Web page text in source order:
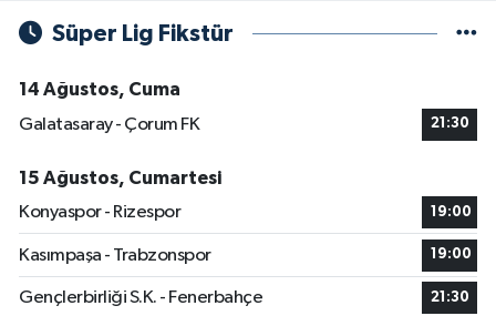
Süper Lig Fikstür
14 Ağustos, Cuma
Galatasaray - Çorum FK
21:30
15 Ağustos, Cumartesi
Konyaspor - Rizespor
19:00
Kasımpaşa - Trabzonspor 19:00
Gençlerbirliği S.K. - Fenerbahçe 21:30